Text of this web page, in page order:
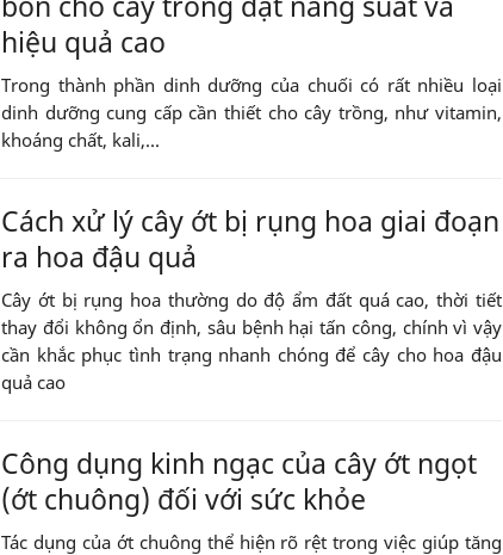
hiệu quả cao
Trong thành phần dinh dưỡng của chuối có rất nhiều loại
dinh dưỡng cung cấp cần thiết cho cây trồng, như vitamin,
khoáng chất, kali,...
Cách xử lý cây ớt bị rụng hoa giai đoạn
ra hoa đậu quả
Cây ớt bị rụng hoa thường do độ ẩm đất quá cao, thời tiết
thay đổi không ổn định, sâu bệnh hại tấn công, chính vì vậy
cần khắc phục tình trạng nhanh chóng để cây cho hoa đậu
quả cao
Công dụng kinh ngạc của cây ớt ngọt
(ớt chuông) đối với sức khỏe
Tác dụng của ớt chuông thể hiện rõ rệt trong việc giúp tăng